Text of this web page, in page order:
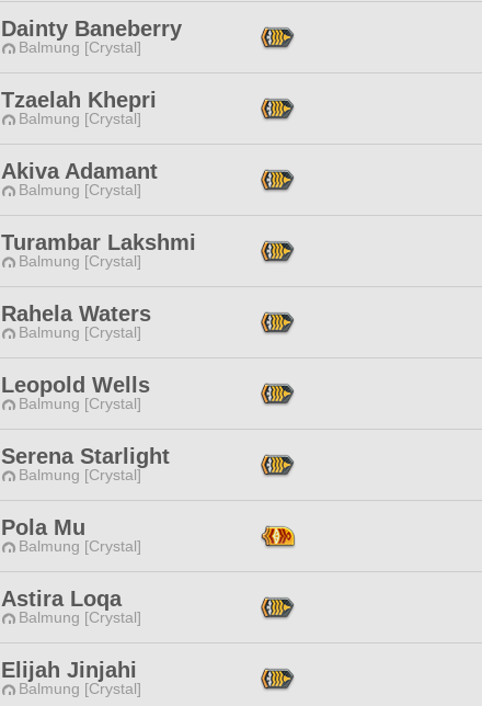
Dainty Baneberry
Balmung [Crystal]
Tzaelah Khepri
Balmung [Crystal]
Akiva Adamant
Balmung [Crystal]
Turambar Lakshmi
Balmung [Crystal]
Rahela Waters
Balmung [Crystal]
Leopold Wells
Balmung [Crystal]
Serena Starlight
Balmung [Crystal]
Pola Mu
Balmung [Crystal]
Astira Loqa
Balmung [Crystal]
Elijah Jinjahi
Balmung [Crystal]